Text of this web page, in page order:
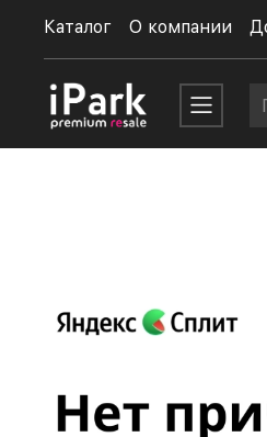
Каталог О компании